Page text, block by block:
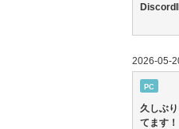
2026-05-
PC
久しぶ
てます！